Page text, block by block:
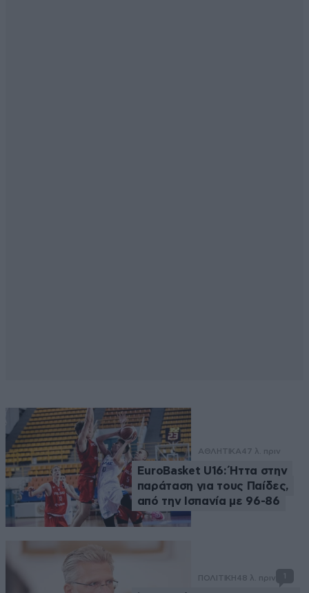
ΑΘΛΗΤΙΚΑ47 λ. πριν
EuroBasket U16: Ήττα στην
παράταση για τους Παίδες,
από την Ισπανία με 96-86
ΠΟΛΙΤΙΚΗ48 λ. πριν 1